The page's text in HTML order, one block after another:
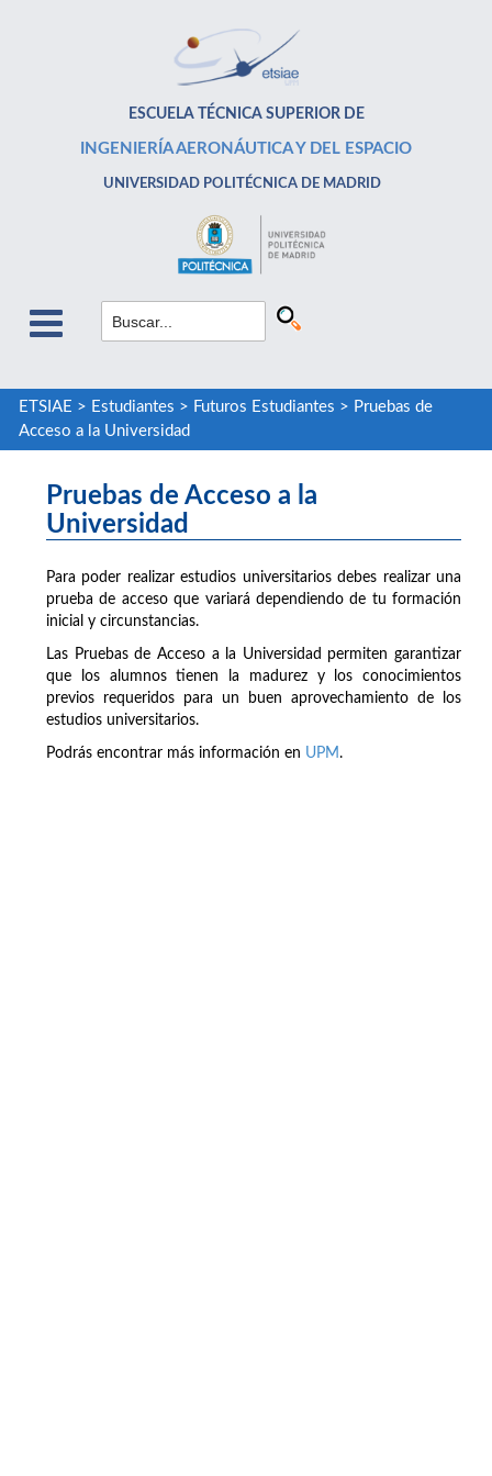
ESCUELA TÉCNICA SUPERIOR DE
INGENIERÍA AERONÁUTICA Y DEL ESPACIO
UNIVERSIDAD POLITÉCNICA DE MADRID
ETSIAE > Estudiantes > Futuros Estudiantes > Pruebas de
Acceso a la Universidad
Pruebas de Acceso a la
Universidad
Para poder realizar estudios universitarios debes realizar una
prueba de acceso que variará dependiendo de tu formación
inicial y circunstancias.
Las Pruebas de Acceso a la Universidad permiten garantizar
que los alumnos tienen la madurez y los conocimientos
previos requeridos para un buen aprovechamiento de los
estudios universitarios.
Podrás encontrar más información en UPM .